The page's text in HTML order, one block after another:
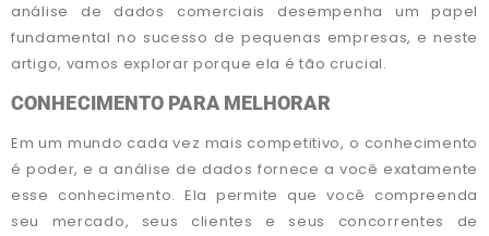
análise de dados comerciais desempenha um papel
fundamental no sucesso de pequenas empresas, e neste
artigo, vamos explorar porque ela é tão crucial.
CONHECIMENTO PARA MELHORAR
Em um mundo cada vez mais competitivo, o conhecimento
é poder, e a análise de dados fornece a você exatamente
esse conhecimento. Ela permite que você compreenda
seu mercado, seus clientes e seus concorrentes de